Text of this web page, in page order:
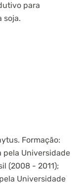
para
soja.
Formação:
pela Universidade
(2008 - 2011);
Universidade